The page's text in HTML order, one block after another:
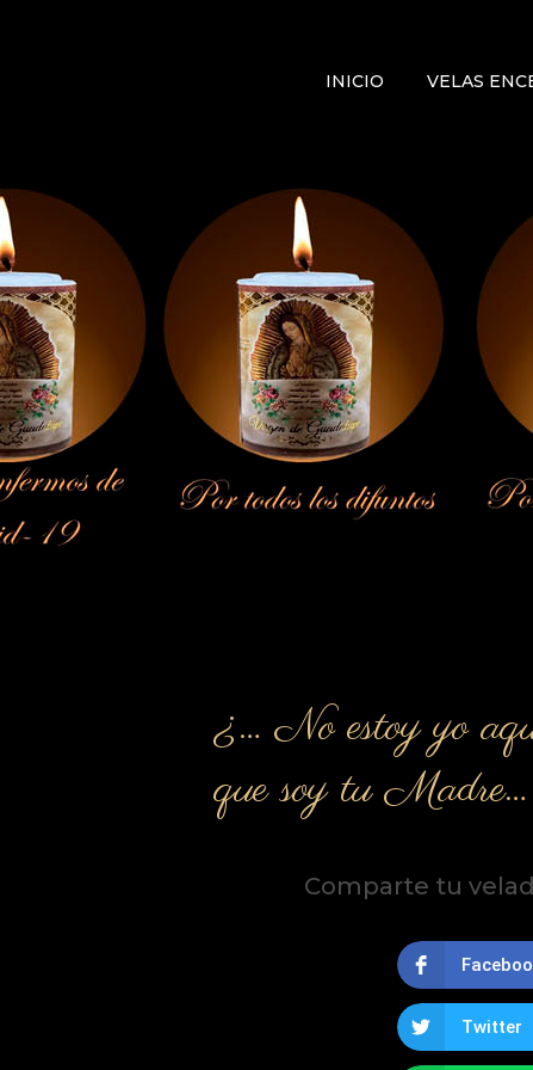
INICIO VELAS
¿… No estoy yo
que soy tu
Comparte tu
Twitter